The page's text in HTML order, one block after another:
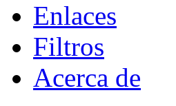
Enlaces
Filtros
Acerca de